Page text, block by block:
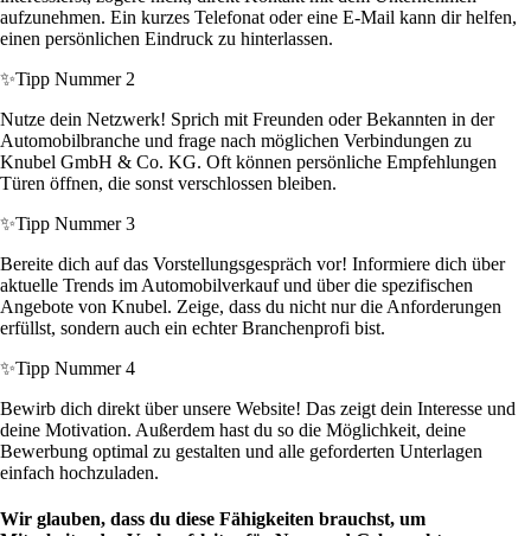
aufzunehmen. Ein kurzes Telefonat oder eine E-Mail kann dir helfen,
einen persönlichen Eindruck zu hinterlassen.
✨Tipp Nummer 2
Nutze dein Netzwerk! Sprich mit Freunden oder Bekannten in der
Automobilbranche und frage nach möglichen Verbindungen zu
Knubel GmbH & Co. KG. Oft können persönliche Empfehlungen
Türen öffnen, die sonst verschlossen bleiben.
✨Tipp Nummer 3
Bereite dich auf das Vorstellungsgespräch vor! Informiere dich über
aktuelle Trends im Automobilverkauf und über die spezifischen
Angebote von Knubel. Zeige, dass du nicht nur die Anforderungen
erfüllst, sondern auch ein echter Branchenprofi bist.
✨Tipp Nummer 4
Bewirb dich direkt über unsere Website! Das zeigt dein Interesse und
deine Motivation. Außerdem hast du so die Möglichkeit, deine
Bewerbung optimal zu gestalten und alle geforderten Unterlagen
einfach hochzuladen.
Wir glauben, dass du diese Fähigkeiten brauchst, um